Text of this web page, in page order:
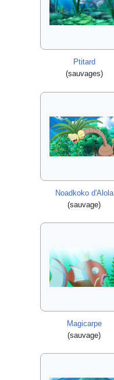
Ptitard
(sauvages)
Noadkoko d'Alola
(sauvage)
Magicarpe
(sauvage)